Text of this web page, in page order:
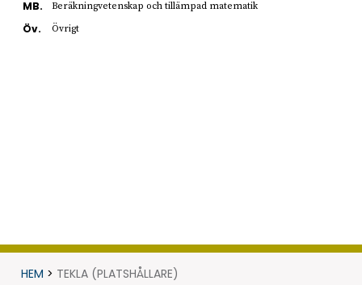
MB. Beräkningvetenskap och tillämpad matematik
Öv. Övrigt
HEM > TEKLA (PLATSHÅLLARE)